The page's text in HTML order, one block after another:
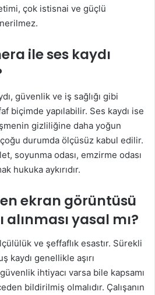
çok istisnai ve güçlü
ile ses kaydı
güvenlik ve iş sağlığı gibi
biçimde yapılabilir. Ses kaydı ise
gizliliğine daha yoğun
durumda ölçüsüz kabul edilir.
soyunma odası, emzirme odası
hukuka aykırıdır.
ekran görüntüsü
yasal mı?
ve şeffaflık esastır. Sürekli
kaydı genellikle aşırı
ihtiyacı varsa bile kapsamı
bildirilmiş olmalıdır. Çalışanın